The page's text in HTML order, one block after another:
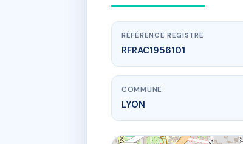
RÉFÉRENCE REGISTRE
RFRAC1956101
COMMUNE
LYON